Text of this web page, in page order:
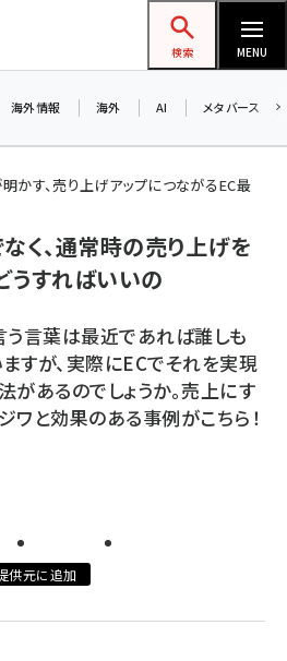
ショップ担当者フォーラム
検索 MENU
海外情報 海外 AI メタバース
かす、売り上げアップにつながるEC最
く、通常時の売り上げを
うすればいいの
う言葉は最近であれば誰しも
すが、実際にECでそれを実現
があるのでしょうか。売上にす
ワと効果のある事例がこちら！
供元に追加